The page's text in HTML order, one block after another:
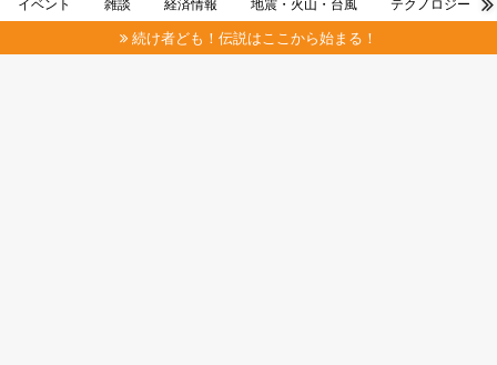
イベント 雑談 経済情報 地震・火山・台風 テクノロジー
続け者ども！伝説はここから始まる！